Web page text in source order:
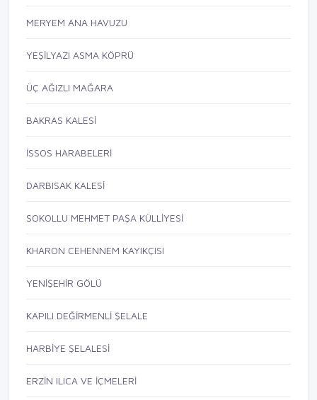
MERYEM ANA HAVUZU
YEŞİLYAZI ASMA KÖPRÜ
ÜÇ AĞIZLI MAĞARA
BAKRAS KALESİ
İSSOS HARABELERİ
DARBISAK KALESİ
SOKOLLU MEHMET PAŞA KÜLLİYESİ
KHARON CEHENNEM KAYIKÇISI
YENİŞEHİR GÖLÜ
KAPILI DEĞİRMENLİ ŞELALE
HARBİYE ŞELALESİ
ERZİN ILICA VE İÇMELERİ